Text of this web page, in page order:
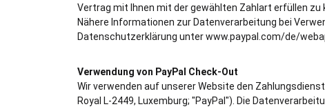
Vertrag mit Ihnen mit der gewählten Zahlart erfüllen zu
Nähere Informationen zur Datenverarbeitung bei
Datenschutzerklärung unter www.paypal.com/de/
Verwendung von PayPal Check-Out
Wir verwenden auf unserer Website den Zahlungsdienst
Royal L-2449, Luxemburg; "PayPal"). Die